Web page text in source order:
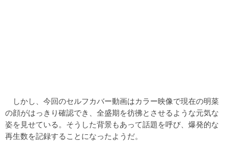
しかし、今回のセルフカバー動画はカラー映像で現在の明菜
の顔がはっきり確認でき、全盛期を彷彿とさせるような元気な
姿を見せている。そうした背景もあって話題を呼び、爆発的な
再生数を記録することになったようだ。